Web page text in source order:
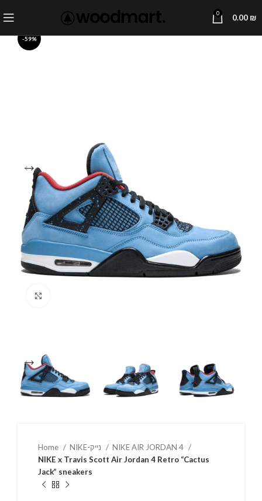
0 0.00 ₪
-59%
Home
NIKE AIR JORDAN 4
NIKE x Travis Scott Air Jordan 4 Retro “Cactus
Jack” sneakers